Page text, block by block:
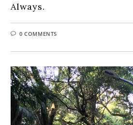
Always.
0 COMMENTS